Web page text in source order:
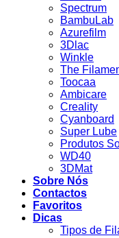
Spectrum
BambuLab
Azurefilm
3Dlac
Winkle
The
Toocaa
Ambicare
Creality
Cyanboard
Super Lube
Produtos
WD40
3DMat
Sobre Nós
Contactos
Favoritos
Dicas
Tipos de